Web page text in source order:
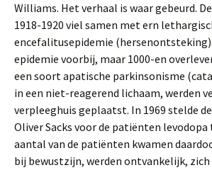
Williams. Het verhaal is waar gebeurd.
1918-1920 viel samen met ern
encefalitusepidemie (hersenontsteking).
epidemie voorbij, maar 1000-en
een soort apatische parkinsonisme
in een niet-reagerend lichaam, werden
verpleeghuis geplaatst. In 1969 stelde
Oliver Sacks voor de patiënten levodopa
aantal van de patiënten kwamen
bij bewustzijn, werden ontvankelijk, zich